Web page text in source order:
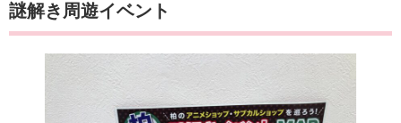
謎解き周遊イベント